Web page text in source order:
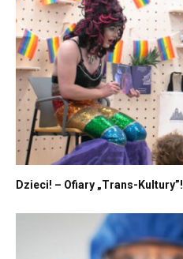
Dzieci! – Ofiary „Trans-Kultury”!